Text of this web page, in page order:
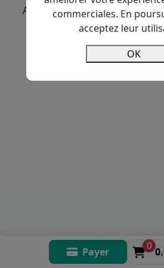
commerciales. En
acceptez leur
OK
Aucun article trouvé pour
Payer 0